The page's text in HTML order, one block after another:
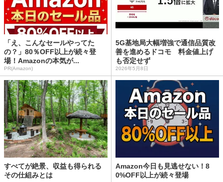
「え、こんなセールやってた
の？」80％OFF以上が続々登
場！Amazonの本気が...
PR(Amazon)
5G基地局大幅増強で通信品質改
善を進めるドコモ 料金値上げ
も否定せず
2026年5月8日
すべてが絶景、収益も得られる
その仕組みとは
Amazon今日も見逃せない！8
0%OFF以上が続々登場